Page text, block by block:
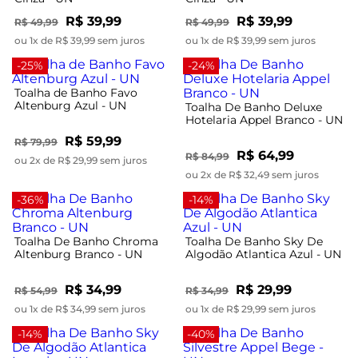
R$ 49,99 R$ 39,99
ou 1x de R$ 39,99 sem juros
R$ 49,99 R$ 39,99
ou 1x de R$ 39,99 sem juros
-25%
Toalha de Banho Favo
Altenburg Azul - UN
R$ 79,99 R$ 59,99
ou 2x de R$ 29,99 sem juros
-24%
Toalha De Banho Deluxe
Hotelaria Appel Branco - UN
R$ 84,99 R$ 64,99
ou 2x de R$ 32,49 sem juros
-36%
Toalha De Banho Chroma
Altenburg Branco - UN
R$ 54,99 R$ 34,99
ou 1x de R$ 34,99 sem juros
-14%
Toalha De Banho Sky De
Algodão Atlantica Azul - UN
R$ 34,99 R$ 29,99
ou 1x de R$ 29,99 sem juros
-14% -40%